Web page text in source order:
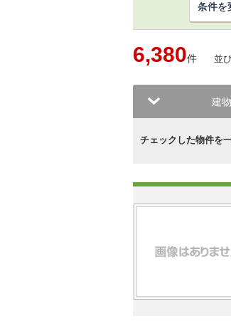
条件を
6,380件 並
建
チェックした物件を